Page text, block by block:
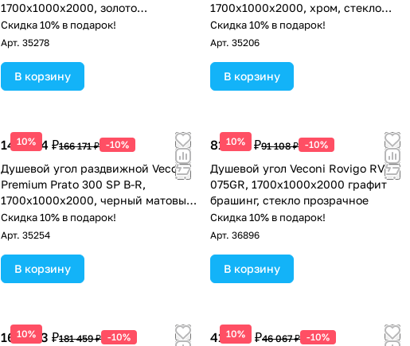
1700х1000x2000, золото
брашированный, стекло
прозрачное
Скидка 10% в подарок!
Арт. 35278
В корзину
1700х1000x2000, хром, стекло
прозрачное
Скидка 10% в подарок!
Арт. 35206
В корзину
10%
149 554 ₽166 171 ₽ -10%
Душевой угол раздвижной Veconi
Premium Prato 300 SP B-R,
1700х1000x2000, черный матовый,
стекло прозрачное
Скидка 10% в подарок!
Арт. 35254
В корзину
10%
81 997 ₽91 108 ₽ -10%
Душевой угол Veconi Rovigo RV-
075GR, 1700х1000х2000 графит
брашинг, стекло прозрачное
Скидка 10% в подарок!
Арт. 36896
В корзину
10%
163 313 ₽181 459 ₽ -10% 10%
41 460 ₽46 067 ₽ -10%